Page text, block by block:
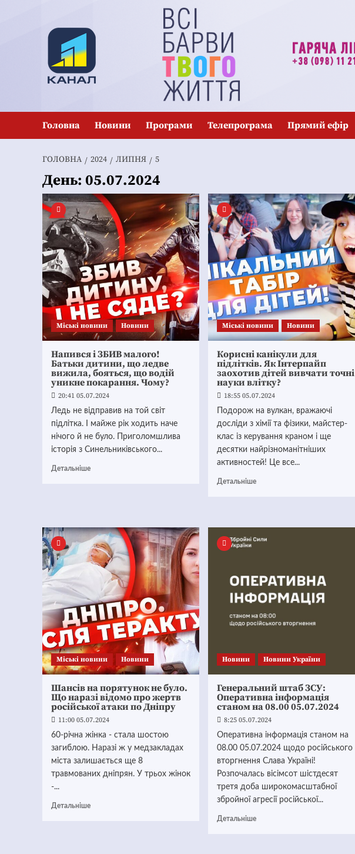
Головна Новини Програми Телепрограма Прямий ефір
ГОЛОВНА 2024 ЛИПНЯ 5
День: 05.07.2024
Mіські новини Новини
Напився і ЗБИВ малого!
Батьки дитини, що ледве
вижила, бояться, що водій
уникне покарання. Чому?
20:41 05.07.2024
Ледь не відправив на той світ
підлітка. І майже рік ходить наче
нічого й не було. Приголомшлива
історія з Синельниківського...
Детальніше
Mіські новини Новини
Корисні канікули для
підлітків. Як Інтерпайп
заохотив дітей вивчати точні
науки влітку?
18:55 05.07.2024
Подорож на вулкан, вражаючі
досліди з хімії та фізики, майстер-
клас із керування краном і ще
десятки найрізноманітніших
активностей! Це все...
Детальніше
Mіські новини Новини
Шансів на порятунок не було.
Що наразі відомо про жертв
російської атаки по Дніпру
11:00 05.07.2024
60-річна жінка - стала шостою
загиблою. Наразі ж у медзакладах
міста залишається ще 8
травмованих дніпрян. У трьох жінок
-...
Детальніше
Новини Новини України
Генеральний штаб ЗСУ:
Оперативна інформація
станом на 08.00 05.07.2024
8:25 05.07.2024
Оперативна інформація станом на
08.00 05.07.2024 щодо російського
вторгнення Слава Україні!
Розпочалась вісімсот шістдесят
третя доба широкомасштабної
збройної агресії російської...
Детальніше